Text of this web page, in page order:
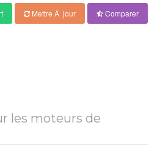
Mettre Ã jour
Comparer
les moteurs de